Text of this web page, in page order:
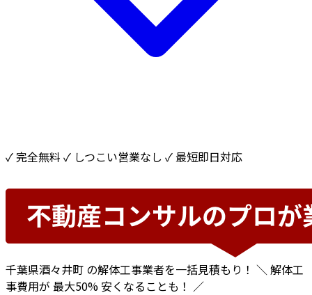
✓ 完全無料 ✓ しつこい営業なし ✓ 最短即日対応
千葉県酒々井町 の解体工事業者を一括見積もり！ ＼ 解体工
事費用が 最大50%安くなることも！ ／